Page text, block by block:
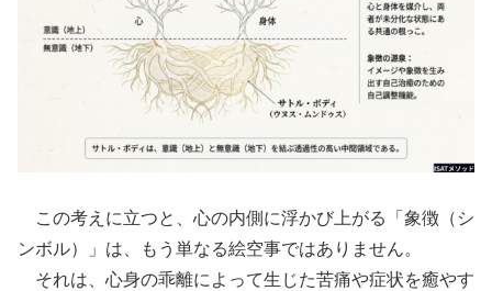
この考えに立つと、心の内側に浮かび上がる「象徴（シ
ンボル）」は、もう単なる絵空事ではありません。
それは、心身の乖離によって生じた苦痛や症状を癒やす